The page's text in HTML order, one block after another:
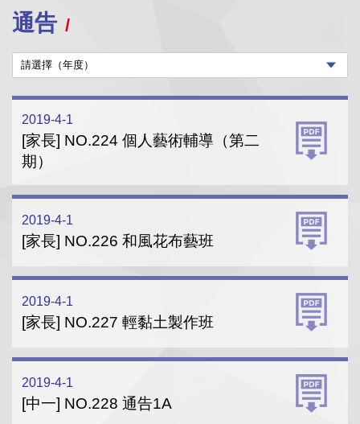
通告
2019-4-1
[家長] NO.224 個人藝術輔導（第二
期）
2019-4-1
[家長] NO.226 和風花布藝班
2019-4-1
[家長] NO.227 輕黏土製作班
2019-4-1
[中一] NO.228 通告1A